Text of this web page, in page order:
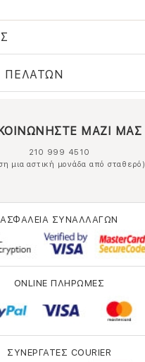
ΠΕΛΑΤΩΝ
ΜΑΖΙ ΜΑΣ
210 999 4510
μια αστική μονάδα από σταθερό)
ΑΣΦΑΛΕΙΑ ΣΥΝΑΛΛΑΓΩΝ
ONLINE ΠΛΗΡΩΜΕΣ
ΣΥΝΕΡΓΑΤΕΣ COURIER